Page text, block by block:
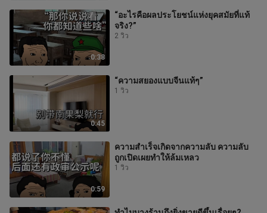
0:38
“อะไรคือผลประโยชน์แห่งยุคสมัยที่แท้
จริง?”
2 วิว
0:45
“ความสยองแบบจีนแท้ๆ”
1 วิว
0:59
ความสำเร็จเกิดจากความลับ ความลับ
ถูกเปิดเผยทำให้ล้มเหลว
1 วิว